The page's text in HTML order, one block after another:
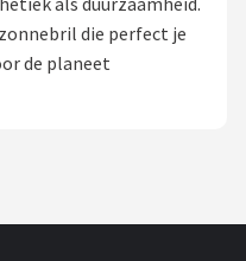
die perfect je
de planeet